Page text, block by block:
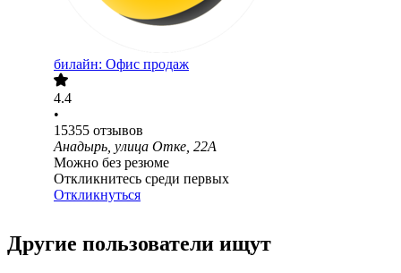
билайн: Офис продаж
4.4
•
15355 отзывов
Анадырь, улица Отке, 22А
Можно без резюме
Откликнитесь среди первых
Откликнуться
Другие пользователи ищут